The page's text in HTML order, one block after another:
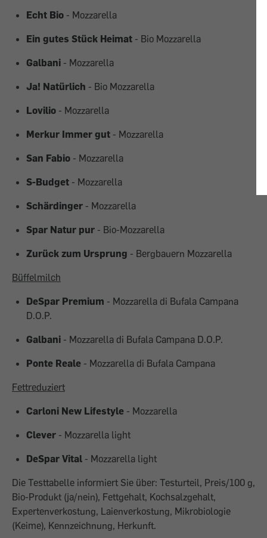
Echt Bio - Mozzarella
Ein gutes Stück Heimat - Bio Mozzarella
Galbani - Mozzarella
Ja! Natürlich - Bio Mozzarella
Lovilio - Mozzarella
Merkur Immer gut - Mozzarella
San Fabio - Mozzarella
S-Budget - Mozzarella
Schärdinger - Mozzarella
Spar Natur pur - Bio-Mozzarella
Zurück zum Ursprung - Bergbauern Mozzarella
Büffelmilch
DeSpar Premium - Mozzarella di Bufala Campana
D.O.P.
Galbani - Mozzarella di Bufala Campana D.O.P.
Ponte Reale - Mozzarella di Bufala Campana
Fettreduziert
Carloni New Lifestyle - Mozzarella
Clever - Mozzarella light
DeSpar Vital - Mozzarella light
Die Testtabelle informiert Sie über: Testurteil, Preis/100 g,
Bio-Produkt (ja/nein), Fettgehalt, Kochsalzgehalt,
Expertenverkostung, Laienverkostung, Mikrobiologie
(Keime), Kennzeichnung, Herkunft.